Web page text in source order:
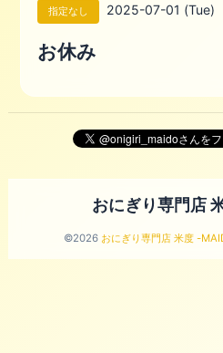
指定なし 2025-07-01 (Tue)
お休み
おにぎり専門店
©2026 おにぎり専門店 米度 -